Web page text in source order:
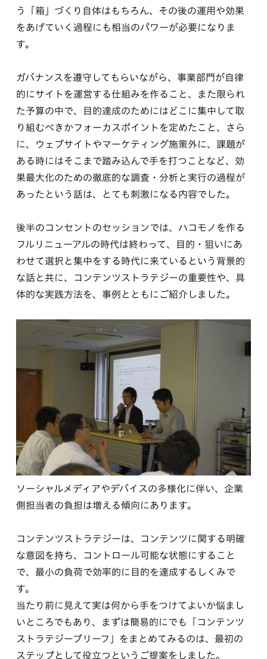
う「箱」づくり自体はもちろん、その後の運用や効果
をあげていく過程にも相当のパワーが必要になりま
す。
ガバナンスを遵守してもらいながら、事業部門が自律
的にサイトを運営する仕組みを作ること、また限られ
た予算の中で、目的達成のためにはどこに集中して取
り組むべきかフォーカスポイントを定めたこと、さら
に、ウェブサイトやマーケティング施策外に、課題が
ある時にはそこまで踏み込んで手を打つことなど、効
果最大化のための徹底的な調査・分析と実行の過程が
あったという話は、とても刺激になる内容でした。
後半のコンセントのセッションでは、ハコモノを作る
フルリニューアルの時代は終わって、目的・狙いにあ
わせて選択と集中をする時代に来ているという背景的
な話と共に、コンテンツストラテジーの重要性や、具
体的な実践方法を、事例とともにご紹介しました。
ソーシャルメディアやデバイスの多様化に伴い、企業
側担当者の負担は増える傾向にあります。
コンテンツストラテジーは、コンテンツに関する明確
な意図を持ち、コントロール可能な状態にすること
で、最小の負荷で効率的に目的を達成するしくみで
す。
当たり前に見えて実は何から手をつけてよいか悩まし
いところでもあり、まずは簡易的にでも「コンテンツ
ストラテジーブリーフ」をまとめてみるのは、最初の
ステップとして役立つというご提案をしました。